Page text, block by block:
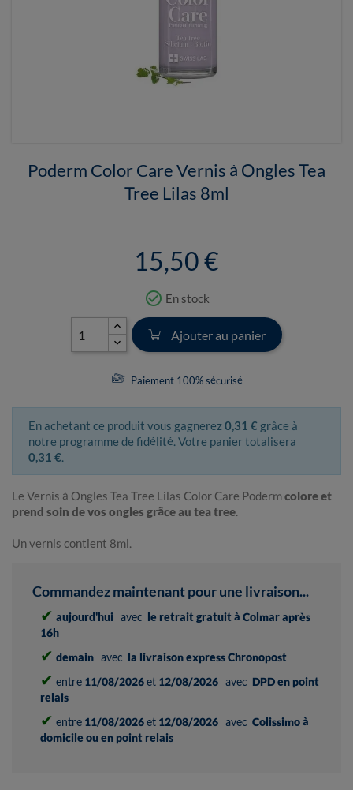
Poderm Color Care Vernis à Ongles Tea
Tree Lilas 8ml
15,50 €
check_circle_outline En stock
Ajouter au panier
Paiement 100% sécurisé
En achetant ce produit vous gagnerez0,31 € grâce à
notre programme de fidélité. Votre panier totalisera
0,31 €.
Le Vernis à Ongles Tea Tree Lilas Color Care Podermcolore et
prend soin de vos ongles grâce au tea tree.
Un vernis contient 8ml.
Commandez maintenant pour une livraison...
✔ aujourd'hui avec le retrait gratuit à Colmar après
16h
✔ demain avec la livraison express Chronopost
✔ entre 11/08/2026et 12/08/2026 avec DPD en point
relais
✔ entre 11/08/2026et 12/08/2026 avec Colissimo à
domicile ou en point relais